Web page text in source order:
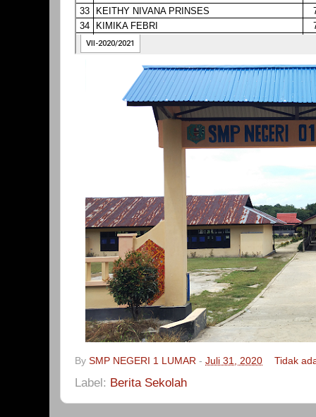
By SMP NEGERI 1 LUMAR - Juli 31, 2020 Tidak
Label: Berita Sekolah